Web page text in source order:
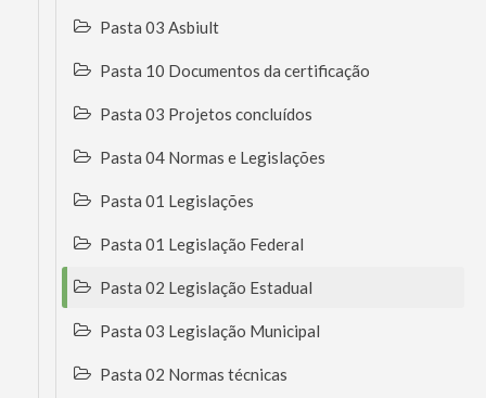
Pasta 03 Asbiult
Pasta 10 Documentos da certificação
Pasta 03 Projetos concluídos
Pasta 04 Normas e Legislações
Pasta 01 Legislações
Pasta 01 Legislação Federal
Pasta 02 Legislação Estadual
Pasta 03 Legislação Municipal
Pasta 02 Normas técnicas